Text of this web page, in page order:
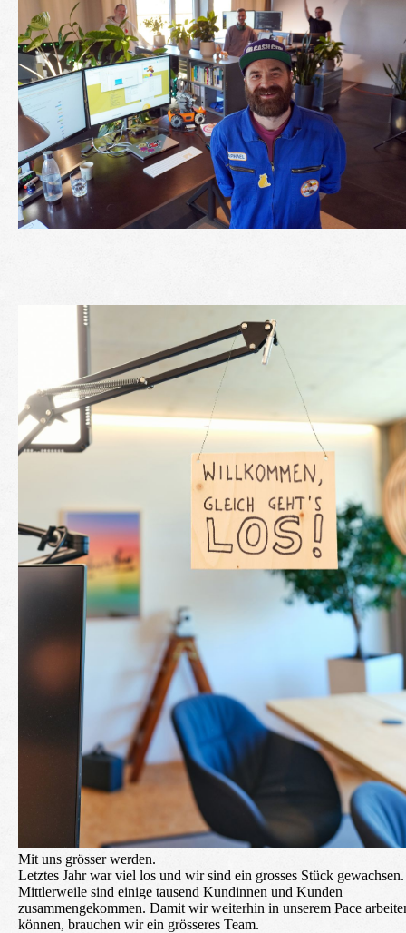
Mit uns grösser werden.
Letztes Jahr war viel los und wir sind ein grosses Stück gewachsen.
Mittlerweile sind einige tausend Kundinnen und Kunden
zusammengekommen. Damit wir weiterhin in unserem Pace
können, brauchen wir ein grösseres Team.